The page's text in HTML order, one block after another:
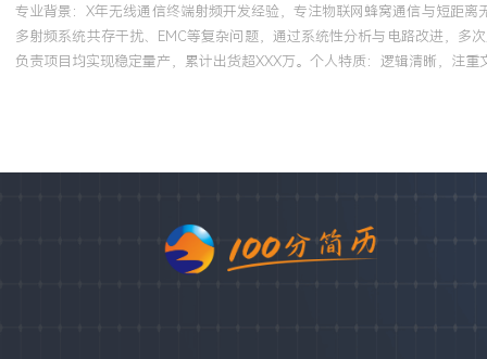
专业背景：X年无线通信终端射频开发经验，专注物联网蜂窝通信与短距
多射频系统共存干扰、EMC等复杂问题，通过系统性分析与电路改进，多
负责项目均实现稳定量产，累计出货超XXX万。个人特质：逻辑清晰，注